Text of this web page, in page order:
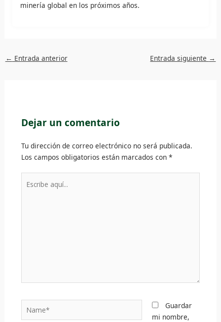
minería global en los próximos años.
← Entrada anterior Entrada siguiente →
Dejar un comentario
Tu dirección de correo electrónico no será publicada.
Los campos obligatorios están marcados con *
Guardar
mi nombre,